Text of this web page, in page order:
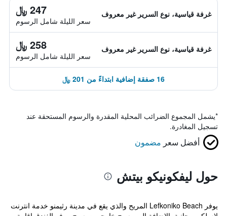
غرفة قياسية، نوع السرير غير معروف 247 ﷼
سعر الليلة شامل الرسوم
غرفة قياسية، نوع السرير غير معروف 258 ﷼
سعر الليلة شامل الرسوم
16 صفقة إضافية ابتداءً من 201 ﷼
*يشمل المجموع الضرائب المحلية المقدرة والرسوم المستحقة عند
تسجيل المغادرة.
أفضل سعر مضمون
حول ليفكونيكو بيتش
يوفر Lefkoniko Beach المريح والذي يقع في مدينة رثيمنو خدمة انترنت